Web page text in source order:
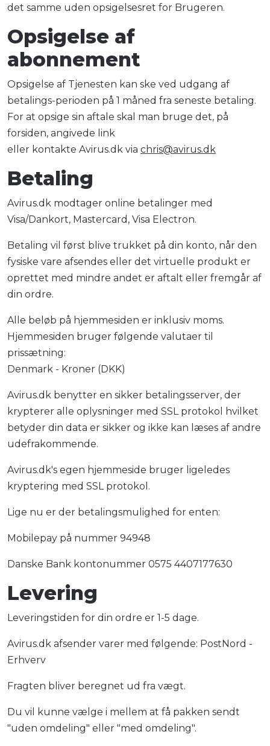
det samme uden opsigelsesret for Brugeren.
Opsigelse af
abonnement
Opsigelse af Tjenesten kan ske ved udgang af
betalings-perioden på 1 måned fra seneste betaling.
For at opsige sin aftale skal man bruge det, på
forsiden, angivede link
eller kontakte Avirus.dk via chris@avirus.dk
Betaling
Avirus.dk modtager online betalinger med
Visa/Dankort, Mastercard, Visa Electron.
Betaling vil først blive trukket på din konto, når den
fysiske vare afsendes eller det virtuelle produkt er
oprettet med mindre andet er aftalt eller fremgår af
din ordre.
Alle beløb på hjemmesiden er inklusiv moms.
Hjemmesiden bruger følgende valutaer til
prissætning:
Denmark - Kroner (DKK)
Avirus.dk benytter en sikker betalingsserver, der
krypterer alle oplysninger med SSL protokol hvilket
betyder din data er sikker og ikke kan læses af andre
udefrakommende.
Avirus.dk's egen hjemmeside bruger ligeledes
kryptering med SSL protokol.
Lige nu er der betalingsmulighed for enten:
Mobilepay på nummer 94948
Danske Bank kontonummer 0575 4407177630
Levering
Leveringstiden for din ordre er 1-5 dage.
Avirus.dk afsender varer med følgende: PostNord -
Erhverv
Fragten bliver beregnet ud fra vægt.
Du vil kunne vælge i mellem at få pakken sendt
"uden omdeling" eller "med omdeling".